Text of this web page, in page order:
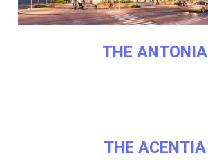
THE ANTONIA
THE ACENTIA